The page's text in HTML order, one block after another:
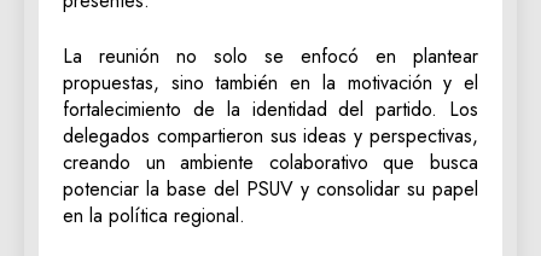
La reunión no solo se enfocó en plantear
propuestas, sino también en la motivación y el
fortalecimiento de la identidad del partido. Los
delegados compartieron sus ideas y perspectivas,
creando un ambiente colaborativo que busca
potenciar la base del PSUV y consolidar su papel
en la política regional.